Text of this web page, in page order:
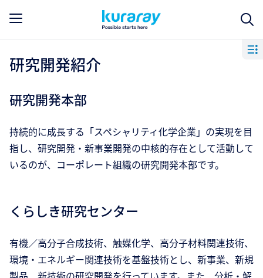
研究開発紹介
研究開発本部
持続的に成長する「スペシャリティ化学企業」の実現を目
指し、研究開発・新事業開発の中核的存在として活動して
いるのが、コーポレート組織の研究開発本部です。
くらしき研究センター
有機／高分子合成技術、触媒化学、高分子材料関連技術、
環境・エネルギー関連技術を基盤技術とし、新事業、新規